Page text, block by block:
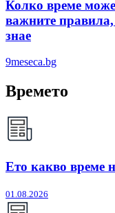
Колко време
важните правила,
знае
9meseca.bg
Времето
Ето какво време
01.08.2026